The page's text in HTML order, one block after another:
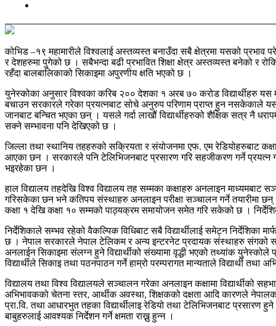
कोभिड –१९ महामारीले विश्वलाई अस्तव्यस्त बनाउँदा सबै क्षेत्रमा यसको
र देशहरुमा पुगेको छ । सबैभन्दा बढी प्रभावित शिक्षा क्षेत्र अस्तव्यस्त बनेको र
रहँदा बालबालिकाको सिकाइमा अपुरणीय क्षति भएको छ ।
युनेस्कोका अनुसार विश्वका करिब २०० देशका १ अरब ७० करोड विद्यार्थीहरु यस
बचाउन सरकारले गरेका प्रयत्नबाट सोचे अनुरुप परिणाम प्राप्त हुन नसकेकाले यस
जानबाट बन्चित भएका छन् । यसले गर्दा लाखौं विद्यार्थीहरुको शैक्षिक सत्र नै
सक्ने सम्भावना पनि देखिएको छ ।
जिल्ला तथा स्थानिय तहहरुको सक्रियता र संयोजनमा एफ. एम रेडियोहरुबाट
आएका छन । सरकारले पनि टेलिभिजनबाट प्रसारण गरि सहजीकरण गर्ने प्रयत्न
भइरहेका छन ।
हाल विद्यालय तहदेखि विश्व विद्यालय तह सम्मका कक्षाहरु अनलाइन माध्यमबाट
गरिसकेका छन भने कतिपय संस्थाहरु अनलाइन परीक्षा सञ्चालन गर्ने तयारीमा छन्
कक्षा १ देखि कक्षा १० सम्मको पाठ्यक्रम समायोजन समेत गरि सकेको छ ।
निर्देशिकाले सम्भव रहेको वैकल्पिक विधिबाट सबै विद्यार्थीलाई समेट्न निर्देशिका
छ । नेपाल सरकारले नेपाल टेलिकम र अन्य इन्टरनेट प्रदायक संस्थाहरु संगको
अनलाईन सिकाइमा संलग्न हुने विद्यार्थीको संख्यामा वृद्धी भएको तथ्यांक युनेस्कोले
विद्यार्थीले सिकाइ तथा पठनपाठन गर्ने हाम्रो परम्परागत मान्यताले
विद्यालय तथा विश्व विद्यालयले सञ्चालन गरेका अनलाइन कक्षामा विद्यार्थीको
अभिभावकको चेतना स्तर, आर्थीक अवस्था, शिक्षकको दक्षता आदि कारणले
प्रा.वि. तथा आधारभुत तहका विद्यार्थीलाइ रेडियो तथा टेलिभिजनबाट
बाबुहरुलाई आवश्यक निर्देशन गर्ने क्षमता राख्नु हुन्न ।